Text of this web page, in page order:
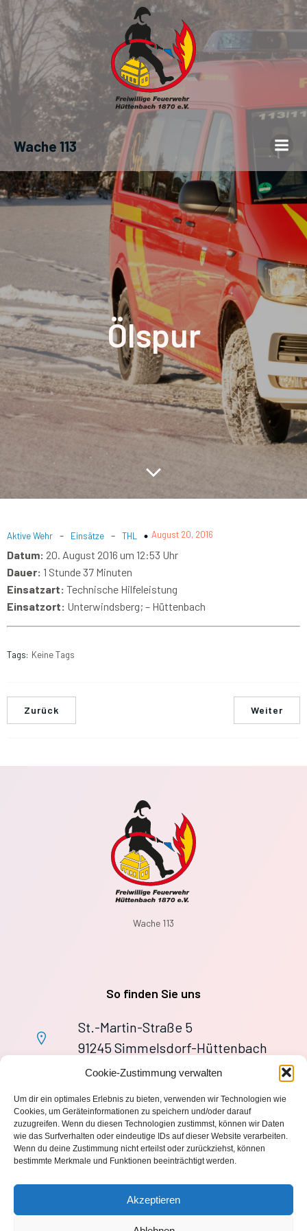
Cookie-Zustimmung verwalten
Um dir ein optimales Erlebnis zu bieten, verwenden wir Technologien wie
Cookies, um Geräteinformationen zu speichern und/oder darauf
zuzugreifen. Wenn du diesen Technologien zustimmst, können wir Daten
wie das Surfverhalten oder eindeutige IDs auf dieser Website verarbeiten.
Wenn du deine Zustimmung nicht erteilst oder zurückziehst, können
bestimmte Merkmale und Funktionen beeinträchtigt werden.
Akzeptieren
Wache 113
Ölspur
Aktive Wehr - Einsätze - THL August 20, 2016
Datum: 20. August 2016 um 12:53 Uhr
Dauer: 1 Stunde 37 Minuten
Einsatzart: Technische Hilfeleistung
Einsatzort: Unterwindsberg; – Hüttenbach
Tags: Keine Tags
Zurück Weiter
Wache 113
So finden Sie uns
St.-Martin-Straße 5
91245 Simmelsdorf-Hüttenbach
+49 9155 9279727
wache113@ff-huettenbach.de